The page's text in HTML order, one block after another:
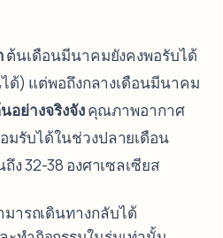
ต้นเดือนมีนาคมยังคงพอรับได้
ด้) แต่พอถึงกลางเดือนมีนาคม
อย่างจริงจังคุณภาพอากาศ
มรับได้ในช่วงปลายเดือน
32-38 องศาเซลเซียส
มารถเดินทางกลับได้